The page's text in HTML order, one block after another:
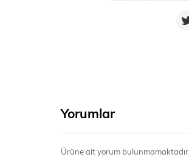
Yorumlar
Ürüne ait yorum bulunmamaktadır.